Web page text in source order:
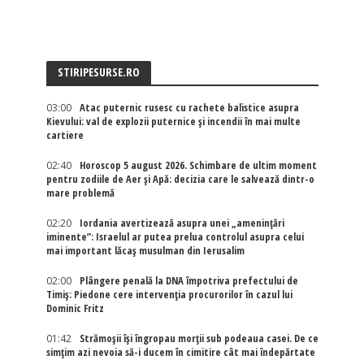
STIRIPESURSE.RO
03:00
Atac puternic rusesc cu rachete balistice asupra
Kievului: val de explozii puternice și incendii în mai multe
cartiere
02:40
Horoscop 5 august 2026. Schimbare de ultim moment
pentru zodiile de Aer și Apă: decizia care le salvează dintr-o
mare problemă
02:20
Iordania avertizează asupra unei „amenințări
iminente”: Israelul ar putea prelua controlul asupra celui
mai important lăcaș musulman din Ierusalim
02:00
Plângere penală la DNA împotriva prefectului de
Timiș: Piedone cere intervenția procurorilor în cazul lui
Dominic Fritz
01:42
Strămoșii își îngropau morții sub podeaua casei. De ce
simțim azi nevoia să-i ducem în cimitire cât mai îndepărtate